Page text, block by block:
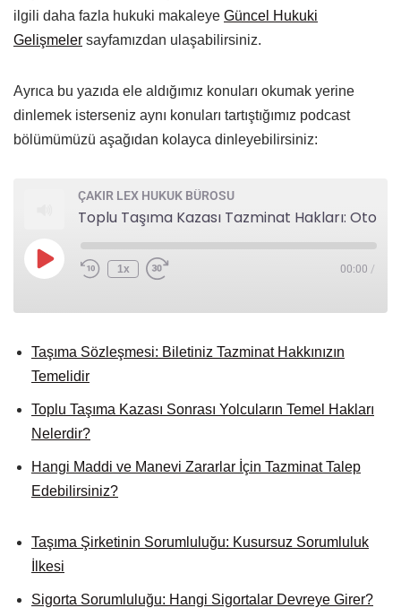
ilgili daha fazla hukuki makaleye Güncel Hukuki
Gelişmeler sayfamızdan ulaşabilirsiniz.
Ayrıca bu yazıda ele aldığımız konuları okumak yerine
dinlemek isterseniz aynı konuları tartıştığımız podcast
bölümümüzü aşağıdan kolayca dinleyebilirsiniz:
ÇAKIR LEX HUKUK BÜROSU
1x 00:00 /
Taşıma Sözleşmesi: Biletiniz Tazminat Hakkınızın
Temelidir
Toplu Taşıma Kazası Sonrası Yolcuların Temel Hakları
Nelerdir?
Hangi Maddi ve Manevi Zararlar İçin Tazminat Talep
Edebilirsiniz?
Taşıma Şirketinin Sorumluluğu: Kusursuz Sorumluluk
İlkesi
Sigorta Sorumluluğu: Hangi Sigortalar Devreye Girer?